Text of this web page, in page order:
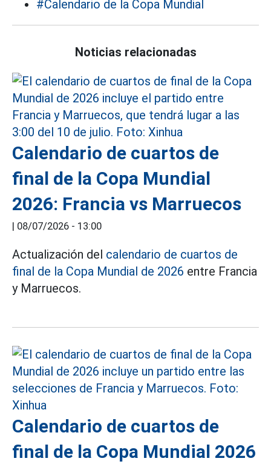
#Calendario de la Copa Mundial
Noticias relacionadas
Calendario de cuartos de
final de la Copa Mundial
2026: Francia vs Marruecos
| 08/07/2026 - 13:00
Actualización del calendario de cuartos de
final de la Copa Mundial de 2026 entre Francia
y Marruecos.
Calendario de cuartos de
final de la Copa Mundial 2026